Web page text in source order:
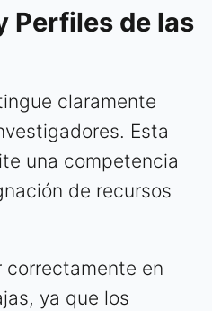
Perfiles de las
claramente
Esta
una competencia
de recursos
correctamente en
ya que los